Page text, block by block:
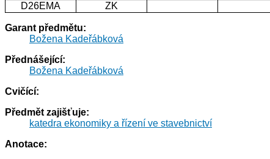
D26EMA
ZK
Garant předmětu:
Božena Kadeřábková
Přednášející:
Božena Kadeřábková
Cvičící:
Předmět zajišťuje:
katedra ekonomiky a řízení ve stavebnictví
Anotace: